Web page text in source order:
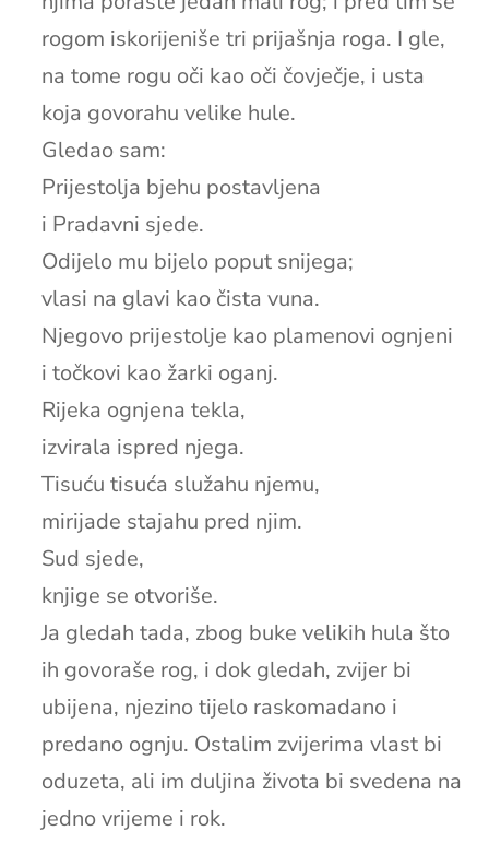
rogom iskorijeniše tri prijašnja roga. I gle,
na tome rogu oči kao oči čovječje, i usta
koja govorahu velike hule.
Gledao sam:
Prijestolja bjehu postavljena
i Pradavni sjede.
Odijelo mu bijelo poput snijega;
vlasi na glavi kao čista vuna.
Njegovo prijestolje kao plamenovi ognjeni
i točkovi kao žarki oganj.
Rijeka ognjena tekla,
izvirala ispred njega.
Tisuću tisuća služahu njemu,
mirijade stajahu pred njim.
Sud sjede,
knjige se otvoriše.
Ja gledah tada, zbog buke velikih hula što
ih govoraše rog, i dok gledah, zvijer bi
ubijena, njezino tijelo raskomadano i
predano ognju. Ostalim zvijerima vlast bi
oduzeta, ali im duljina života bi svedena na
jedno vrijeme i rok.